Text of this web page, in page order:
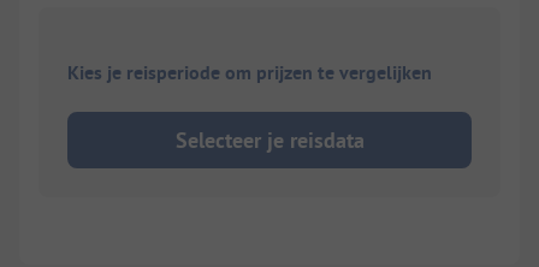
Kies je reisperiode om prijzen te vergelijken
Selecteer je reisdata